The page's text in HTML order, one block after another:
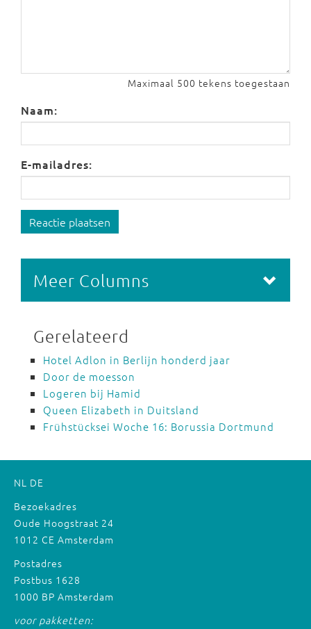
Maximaal 500 tekens toegestaan
Naam:
E-mailadres:
Reactie plaatsen
Meer Columns
Gerelateerd
Hotel Adlon in Berlijn honderd jaar
Door de moesson
Logeren bij Hamid
Queen Elizabeth in Duitsland
Frühstücksei Woche 16: Borussia Dortmund
NL DE
Bezoekadres
Oude Hoogstraat 24
1012 CE Amsterdam
Postadres
Postbus 1628
1000 BP Amsterdam
voor pakketten: